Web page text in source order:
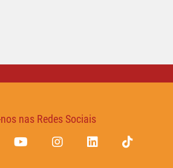
nas Redes Sociais